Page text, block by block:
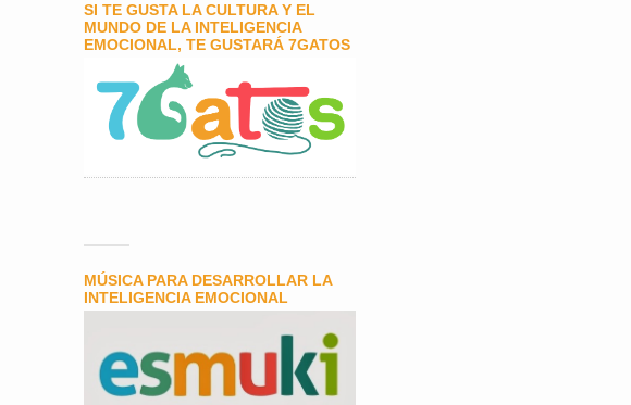
SI TE GUSTA LA CULTURA Y EL
MUNDO DE LA INTELIGENCIA
EMOCIONAL, TE GUSTARÁ 7GATOS
MÚSICA PARA DESARROLLAR LA
INTELIGENCIA EMOCIONAL